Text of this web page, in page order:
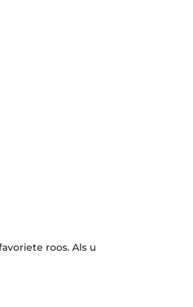
roos. Als u